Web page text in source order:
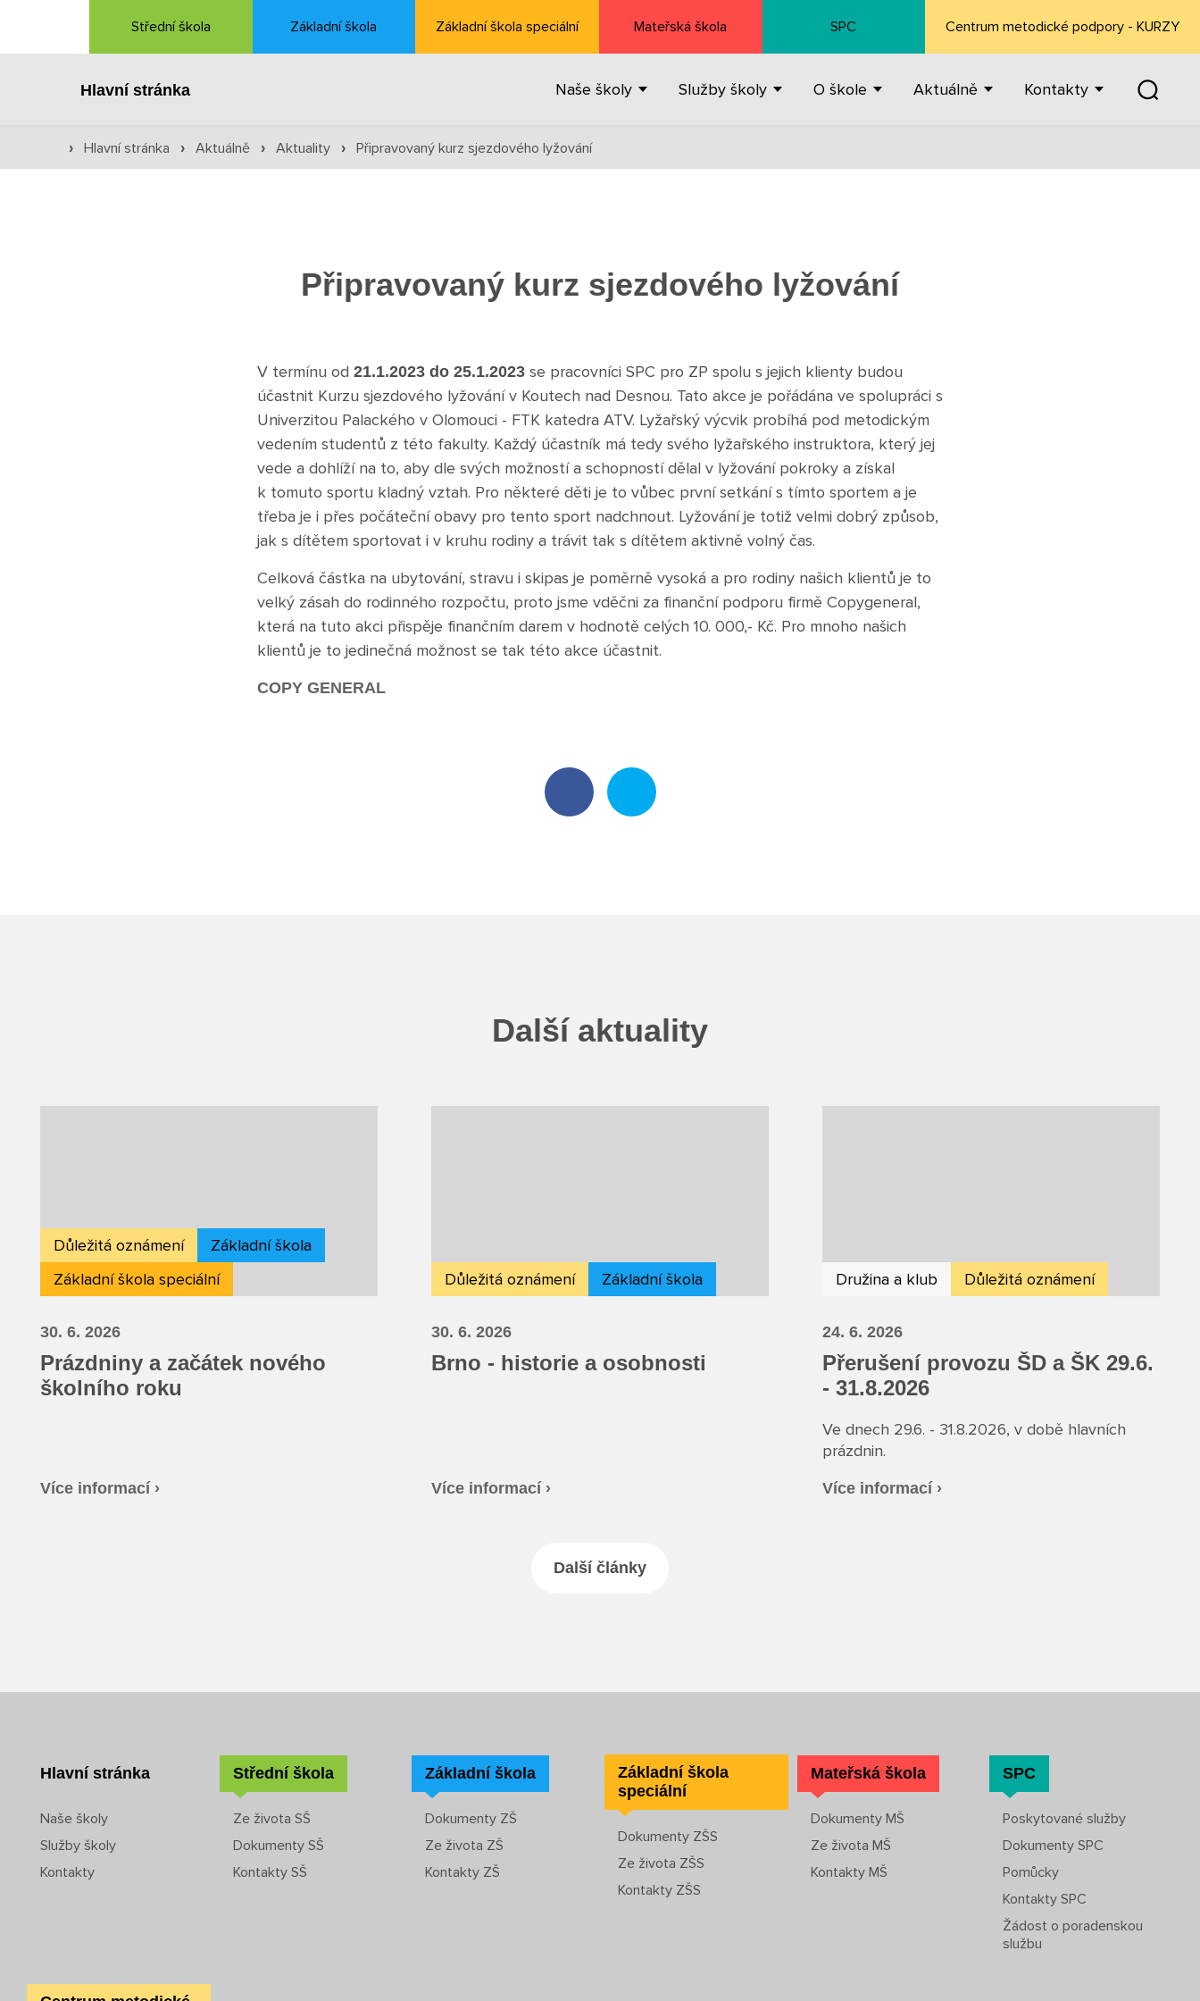
Střední škola Základní škola Základní škola speciální Mateřská škola SPC Centrum metodické podpory - KURZY
Hlavní stránka Naše školy Služby školy O škole Aktuálně Kontakty
› Hlavní stránka › Aktuálně › Aktuality › Připravovaný kurz sjezdového lyžování
Připravovaný kurz sjezdového lyžování
V termínu od 21.1.2023 do 25.1.2023 se pracovníci SPC pro ZP spolu s jejich klienty budou
účastnit Kurzu sjezdového lyžování v Koutech nad Desnou. Tato akce je pořádána ve spolupráci s
Univerzitou Palackého v Olomouci - FTK katedra ATV. Lyžařský výcvik probíhá pod metodickým
vedením studentů z této fakulty. Každý účastník má tedy svého lyžařského instruktora, který jej
vede a dohlíží na to, aby dle svých možností a schopností dělal v lyžování pokroky a získal
k tomuto sportu kladný vztah. Pro některé děti je to vůbec první setkání s tímto sportem a je
třeba je i přes počáteční obavy pro tento sport nadchnout. Lyžování je totiž velmi dobrý způsob,
jak s dítětem sportovat i v kruhu rodiny a trávit tak s dítětem aktivně volný čas.
Celková částka na ubytování, stravu i skipas je poměrně vysoká a pro rodiny našich klientů je to
velký zásah do rodinného rozpočtu, proto jsme vděčni za finanční podporu firmě Copygeneral,
která na tuto akci přispěje finančním darem v hodnotě celých 10. 000,- Kč. Pro mnoho našich
klientů je to jedinečná možnost se tak této akce účastnit.
COPY GENERAL
Další aktuality
Důležitá oznámení
Základní škola
Základní škola speciální
30. 6. 2026
Prázdniny a začátek nového
školního roku
Více informací ›
Důležitá oznámení Základní škola
30. 6. 2026
Brno - historie a osobnosti
Více informací ›
Družina a klub Důležitá oznámení
24. 6. 2026
Přerušení provozu ŠD a ŠK 29.6.
- 31.8.2026
Ve dnech 29.6. - 31.8.2026, v době hlavních
prázdnin.
Více informací ›
Další články
Hlavní stránka
Naše školy
Služby školy
Kontakty
Střední škola
Ze života SŠ
Dokumenty SŠ
Kontakty SŠ
Základní škola
Dokumenty ZŠ
Ze života ZŠ
Kontakty ZŠ
Základní škola
speciální
Dokumenty ZŠS
Ze života ZŠS
Kontakty ZŠS
Mateřská škola
Dokumenty MŠ
Ze života MŠ
Kontakty MŠ
SPC
Poskytované služby
Dokumenty SPC
Pomůcky
Kontakty SPC
Žádost o poradenskou
službu